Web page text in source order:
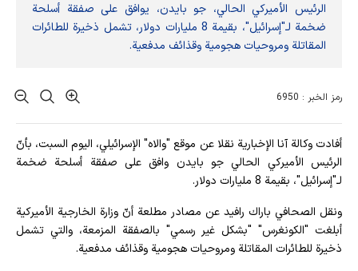
الرئيس الأميركي الحالي، جو بايدن، يوافق على صفقة أسلحة
ضخمة لـ"إسرائيل"، بقيمة 8 مليارات دولار، تشمل ذخيرة للطائرات
المقاتلة ومروحيات هجومية وقذائف مدفعية.
رمز الخبر : 6950
أفادت وکالة آنا الإخباریة نقلا عن موقع "والاه" الإسرائيلي، اليوم السبت، بأنّ
الرئيس الأميركي الحالي جو بايدن وافق على صفقة أسلحة ضخمة
لـ"إسرائيل"، بقيمة 8 مليارات دولار.
ونقل الصحافي باراك رافيد عن مصادر مطلعة أنّ وزارة الخارجية الأميركية
أبلغت "الكونغرس" "بشكل غير رسمي" بالصفقة المزمعة، والتي تشمل
ذخيرة للطائرات المقاتلة ومروحيات هجومية وقذائف مدفعية.